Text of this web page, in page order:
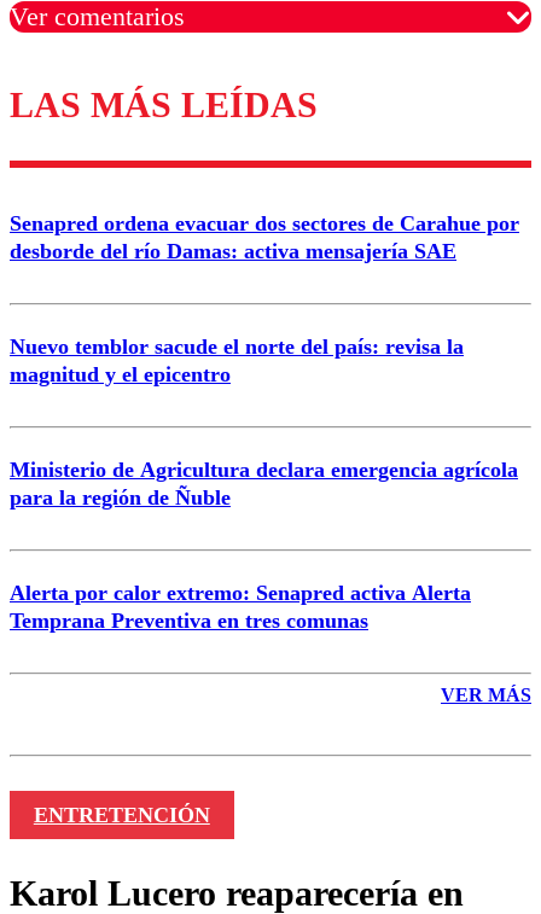
Ver comentarios
Los comentarios son moderados para garantizar un
diálogo respetuoso.
Correo
LAS MÁS LEÍDAS
Senapred ordena evacuar dos sectores de Carahue por
desborde del río Damas: activa mensajería SAE
Nuevo temblor sacude el norte del país: revisa la
magnitud y el epicentro
Ministerio de Agricultura declara emergencia agrícola
para la región de Ñuble
Alerta por calor extremo: Senapred activa Alerta
Temprana Preventiva en tres comunas
VER MÁS
ENTRETENCIÓN
Karol Lucero reaparecería en